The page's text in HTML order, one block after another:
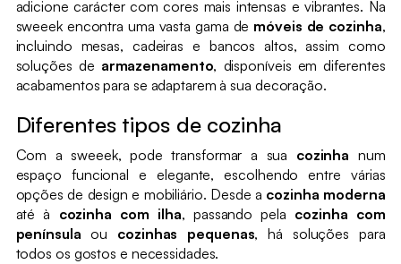
adicione carácter com cores mais intensas e vibrantes. Na
sweeek encontra uma vasta gama de móveis de cozinha,
incluindo mesas, cadeiras e bancos altos, assim como
soluções de armazenamento, disponíveis em diferentes
acabamentos para se adaptarem à sua decoração.
Diferentes tipos de cozinha
Com a sweeek, pode transformar a sua cozinha num
espaço funcional e elegante, escolhendo entre várias
opções de design e mobiliário. Desde a cozinha moderna
até à cozinha com ilha, passando pela cozinha com
península ou cozinhas pequenas, há soluções para
todos os gostos e necessidades.